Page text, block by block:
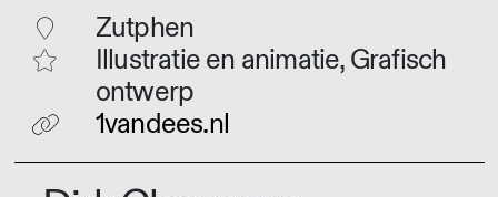
Zutphen
Illustratie en animatie, Grafisch
ontwerp
1vandees.nl